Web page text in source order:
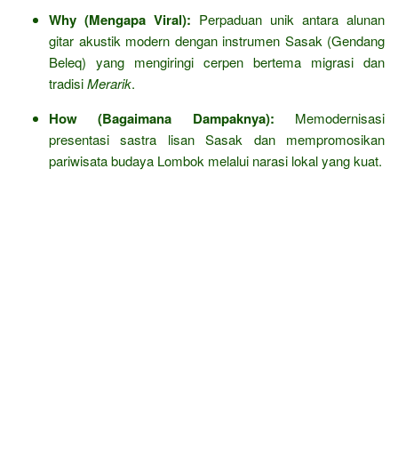
Why (Mengapa Viral): Perpaduan unik antara alunan
gitar akustik modern dengan instrumen Sasak (Gendang
Beleq) yang mengiringi cerpen bertema migrasi dan
tradisiMerarik.
How (Bagaimana Dampaknya): Memodernisasi
presentasi sastra lisan Sasak dan mempromosikan
pariwisata budaya Lombok melalui narasi lokal yang kuat.